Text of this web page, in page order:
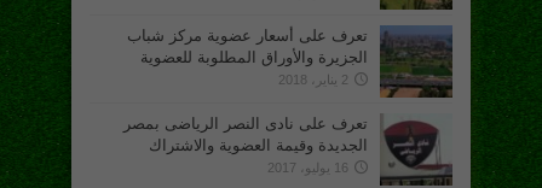
تعرف على أسعار عضوية مركز شباب
الجزيرة والأوراق المطلوبة للعضوية
2 يناير، 2018
تعرف على نادى النصر الرياضى بمصر
الجديدة وقيمة العضوية والاشتراك
16 يوليو، 2017